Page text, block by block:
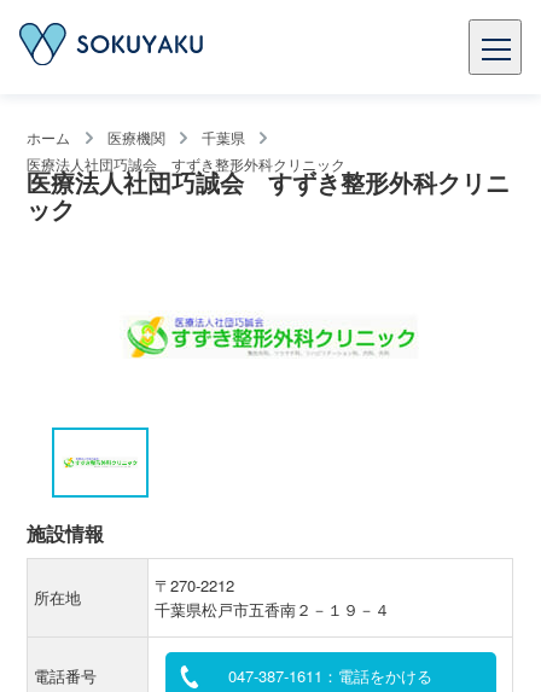
ホーム 医療機関
千葉県
医療法人社団巧誠会 すずき整形外科クリニック
医療法人社団巧誠会 すずき整形外科クリニ
ック
施設情報
所在地
〒270-2212
千葉県松戸市五香南２－１９－４
電話番号 047-387-1611：電話をかける